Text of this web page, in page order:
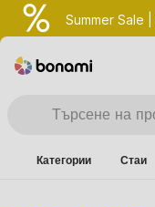
Summer Sale |
Категории Стаи